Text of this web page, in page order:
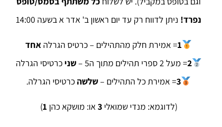
נפרד! ניתן לדווח רק עד יום ראשון ב' אדר א בשעה 14:00
1= אמירת חלק מהתהילים – כרטיס הגרלה אחד
2= מעל 2 ספרי תהילים מתוך ה5 – שני כרטיסי הגרלה
3= אמירת ‏כל התהילים –שלשהכרטיסי הגרלה.
(לדוגמא: מנדי שמואלי3או: מושקא כהן 1
)